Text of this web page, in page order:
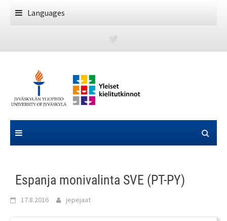
Languages
Espanja monivalinta SVE (PT-PY)
17.8.2016 jepejaat